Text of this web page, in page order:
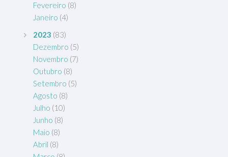
Fevereiro (8)
Janeiro (4)
2023 (83)
Dezembro (5)
Novembro (7)
Outubro (8)
Setembro (5)
Agosto (8)
Julho (10)
Junho (8)
Maio (8)
Abril (8)